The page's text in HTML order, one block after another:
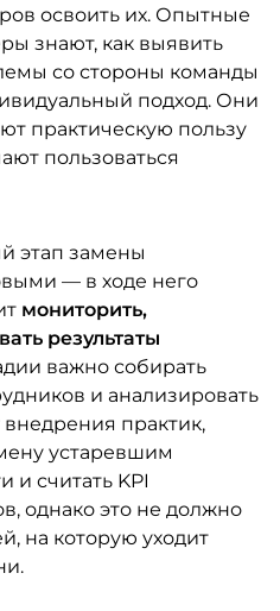
освоить их. Опытные
знают, как выявить
со стороны команды
подход. Они
практическую пользу
пользоваться
этап замены
— в ходе него
мониторить,
результаты
важно собирать
и анализировать
практик,
устаревшим
и считать KPI
однако это не должно
на которую уходит